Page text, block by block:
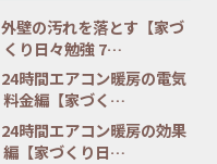
外壁の汚れを落とす【家づ
くり日々勉強 7…
24時間エアコン暖房の電気
料金編【家づく…
24時間エアコン暖房の効果
編【家づくり日…